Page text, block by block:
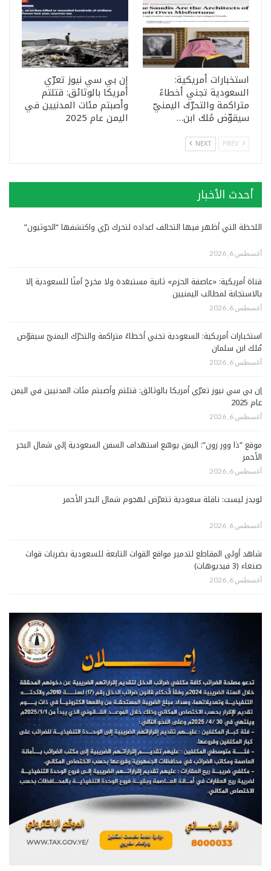
استخبارات أمريكية:
السعودية تجني أخطاءً
متراكمة والتحرّك اليمنيّ
سيقوّض مُلك ابن…
إن بي سي نيوز تعرّي
أمريكا بالوثائق: قتلتم
وأصبتم مئات المدنيين في
اليمن عام 2025
NEXT
أحدث الأخبار
اللحظة التي أظهر فيها التحالف اعداده لتحرك برّي واكتشفها “الحوثيون”
أغسطس 6, 2026
قناة أمريكية: «عاصفة الحزم» ثانية مستبعَدة ولا مخرجَ آمنًا للسعودية إلا
بالاستجابة لمطالب اليمنيين
أغسطس 6, 2026
استخبارات أمريكية: السعودية تجني أخطاءً متراكمة والتحرّك اليمنيّ سيقوّض
مُلك ابن سلمان
أغسطس 6, 2026
إن بي سي نيوز تعرّي أمريكا بالوثائق: قتلتم وأصبتم مئات المدنيين في اليمن
عام 2025
أغسطس 6, 2026
موقع “ذا وور زون”: اليمن يوسّع استهداف السفن السعودية إلى شمال البحر
الأحمر
أغسطس 6, 2026
لويدز ليست: ناقلة سعودية تتعرّض لهجوم شمال البحر الأحمر
أغسطس 6, 2026
شاهد أولى المقاطع لتدمير مواقع القوات التابعة للسعودية بضربات قوات
صنعاء (3 فيديوهات)
أغسطس 6, 2026